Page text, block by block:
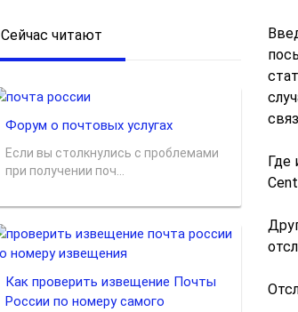
Где
Сейчас читают
Форум о почтовых услугах
Если вы столкнулись с проблемами
при получении поч...
Как проверить извещение Почты
России по номеру самого